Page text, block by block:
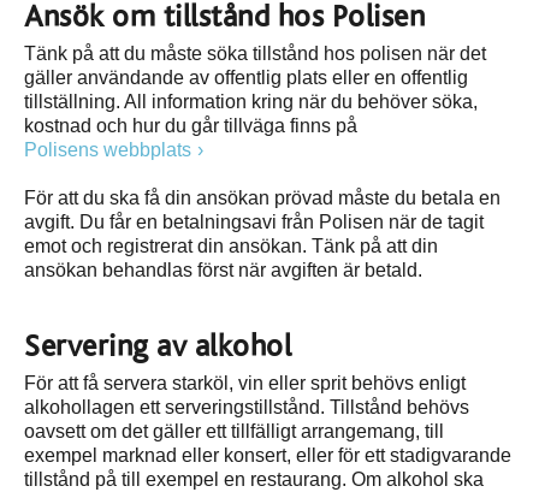
Ansök om tillstånd hos Polisen
Tänk på att du måste söka tillstånd hos polisen när det
gäller användande av offentlig plats eller en offentlig
tillställning. All information kring när du behöver söka,
kostnad och hur du går tillväga finns på
Polisens webbplats
För att du ska få din ansökan prövad måste du betala en
avgift. Du får en betalningsavi från Polisen när de tagit
emot och registrerat din ansökan. Tänk på att din
ansökan behandlas först när avgiften är betald.
Servering av alkohol
För att få servera starköl, vin eller sprit behövs enligt
alkohollagen ett serveringstillstånd. Tillstånd behövs
oavsett om det gäller ett tillfälligt arrangemang, till
exempel marknad eller konsert, eller för ett stadigvarande
tillstånd på till exempel en restaurang. Om alkohol ska